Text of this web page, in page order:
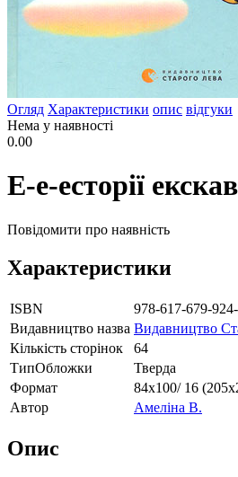
Огляд Характеристики опис відгуки
Нема у наявності
0.00
Е-е-есторії
Повідомити про наявність
Характеристики
ISBN
978-617-679-
Видавництво назва Видавництво
Кількість сторінок
64
ТипОбложки
Тверда
Формат
84х100/ 16
Автор
Амеліна В.
Опис